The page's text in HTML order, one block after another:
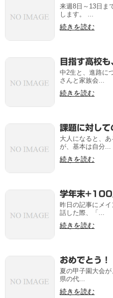
来週8日～13日ま
します。 ...
続きを読む
目指す高校も
中2生と、進路に
さんと家族会...
続きを読む
課題に対して
大人になると、
が、基本は自分...
続きを読む
学年末+100
昨日の記事にメ
話した際、「...
続きを読む
おめでとう！
夏の甲子園大会
県の代...
続きを読む